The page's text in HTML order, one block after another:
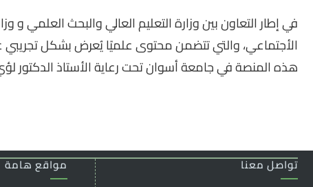
في إطار التعاون بين وزارة التعليم العالي والبحث العلمي
الأجتماعي، والتي تتضمن محتوى علميًا يُعرض بشكل تجريبي
هذه المنصة في جامعة أسوان تحت رعاية الأستاذ الدكتور
تواصل معنا مواقع هامة